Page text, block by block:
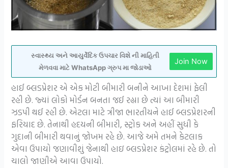
સ્વાસ્થ્ય અને આયુર્વેદિક ઉપચાર વિશે ની માહિતી
મેળવવા માટે WhatsApp ગ્રુપ મા જોડાઓ
Join Now
હાઈ બ્લડપ્રેશર એ એક મોટી બીમારી બનીને આખા દેશમાં ફેલી
રહી છે. જ્યાં લોકો મોર્ડન બનતા જઈ રહ્યા છે ત્યાં આ બીમારી
ઝડપી થઈ રહી છે. એટલા માટે ત્રીજા ભારતીયને હાઈ બ્લડપ્રેશરની
ફરિયાદ છે. તેનાથી હદયની બીમારી, સ્ટ્રોક અને અહીં સુધી કે
ગુદાની બીમારી થવાનું જોખમ રહે છે. આજે અમે તમને કેટલાક
એવા ઉપાયો જણાવીશું જેનાથી હાઇ બ્લડપ્રેશર કંટ્રોલમાં રહે છે. તો
ચાલો જાણીએ આવા ઉપાયો.